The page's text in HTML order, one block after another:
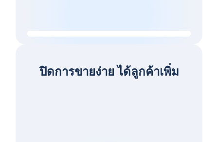
ปิดการขายง่าย ได้ลูกค้าเพิ่ม